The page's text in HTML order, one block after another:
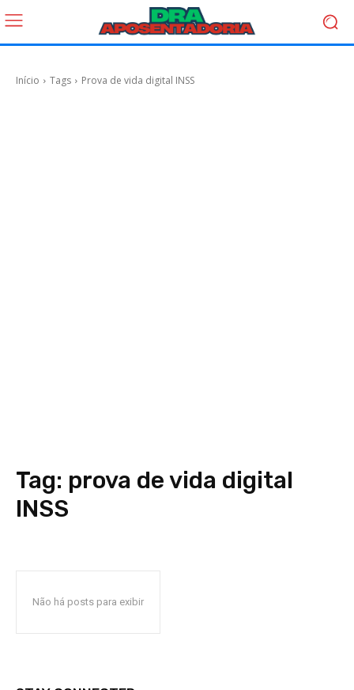
Início Tags Prova de vida digital INSS
Tag: prova de vida digital
INSS
Não há posts para exibir